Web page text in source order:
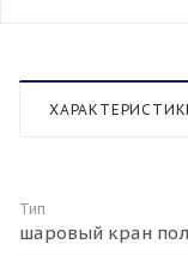
Тип
шаровый кран